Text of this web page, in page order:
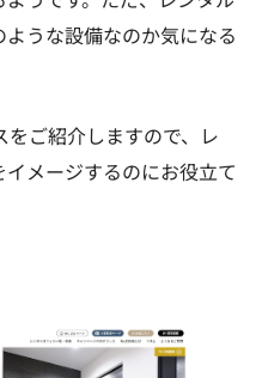
うな設備なのか気になる
をご紹介しますので、レ
メージするのにお役立て